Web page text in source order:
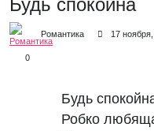
Будь спокойна
Романтика 17
0
Будь
Робко